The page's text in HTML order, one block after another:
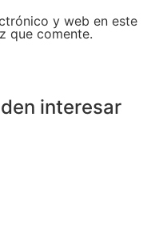
y web en este
que comente.
interesar